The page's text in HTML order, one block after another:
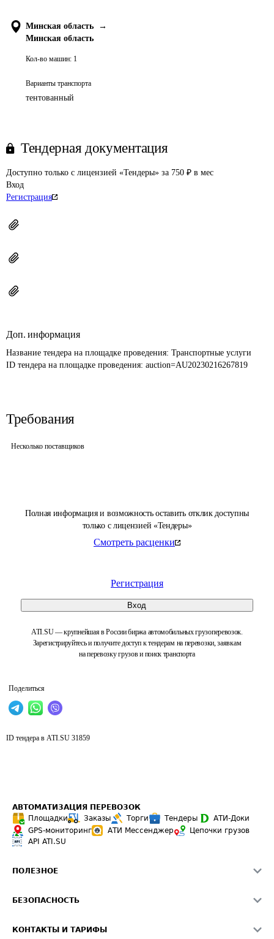
Полная информация и возможность оставить отклик доступны
только с лицензией «Тендеры»
Смотреть расценки
Регистрация
Вход
ATI.SU — крупнейшая в России биржа автомобильных грузоперевозок.
Зарегистрируйтесь и получите доступ к тендерам на перевозки, заявкам
на перевозку грузов и поиск транспорта
Поделиться
Минская область
→
Минская область
Кол-во машин: 1
Варианты транспорта
тентованный
Тендерная документация
Доступно только с лицензией «Тендеры» за 750 ₽ в мес
Вход
Регистрация
Доп. информация
Название тендера на площадке проведения: Транспортные услуги
ID тендера на площадке проведения: auction=AU20230216267819
Требования
Несколько поставщиков
ID тендера в ATI.SU 31859
АВТОМАТИЗАЦИЯ ПЕРЕВОЗОК
Площадки
Заказы Торги Тендеры
АТИ-Доки
GPS-мониторинг
АТИ Мессенджер
Цепочки грузов
API ATI.SU
ПОЛЕЗНОЕ
Звезды ATI.SU на вашем сайте
БЕЗОПАСНОСТЬ
КОНТАКТЫ И ТАРИФЫ